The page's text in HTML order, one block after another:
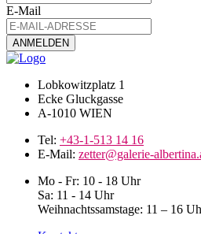
E-Mail
Lobkowitzplatz 1
Ecke Gluckgasse
A-1010 WIEN
Tel: +43-1-513 14 16
E-Mail: zetter@galerie-
Mo - Fr: 10 - 18 Uhr
Sa: 11 - 14 Uhr
Weihnachtssamstage: 11 – 16